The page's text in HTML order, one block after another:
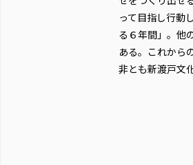
って目指し行動
る６年間」。他
ある。これから
非とも新渡戸文